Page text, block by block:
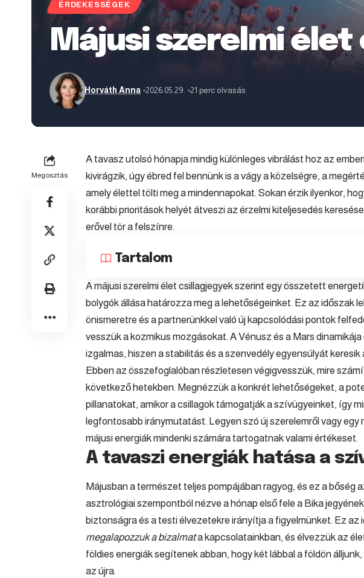
ÉRDEKESSÉGEK
Májusi szerelmi
Horváth Anna 2026.05.29. 21 perc olvasás
Megosztás
A tavasz utolsó hónapja mindig különleges vibrálást hoz az
kivirágzik, úgy ébred fel bennünk is a vágy a közelségre, a
amely élettel tölti meg a mindennapokat. Sokan érzik ilyenkor,
korábbi prioritások helyét átveszi az érzelmi kiteljesedés
erővel tör a felszínre.
Tartalom
A májusi szerelmi élet csillagjegyek szerint egy összetett
bolygók állása határozza meg a lehetőségeinket. Ez az időszak
önismeretre és a partnerünkkel való új kapcsolódási pontok
vesszük a kozmikus mozgásokat. A Vénusz és a Mars
izgalmas, hiszen a stabilitás és a szenvedély egyensúlyát keresik
Ebben az összefoglalóban részletesen végigvesszük, mire
következő hetekben. Megnézzük a konkrét lehetőségeket, a
pillanatokat, amikor a csillagok támogatják a szívügyeinket, így
legfontosabb iránymutatást. Legyen szó új szerelemről vagy egy
májusi energiák mindenki számára tartogatnak valami értékeset.
A tavaszi energiák hatása a
Májusban a természet teljes pompájában ragyog, és ez a bőség
asztrológiai szempontból nézve a hónap első fele a Bika
biztonságra és a testi élvezetekre irányítja a figyelmünket. Ez az
megalapozzuk a bizalmata kapcsolatainkban, és élvezzük az
földies energiák segítenek abban, hogy két lábbal a földön
az újra.